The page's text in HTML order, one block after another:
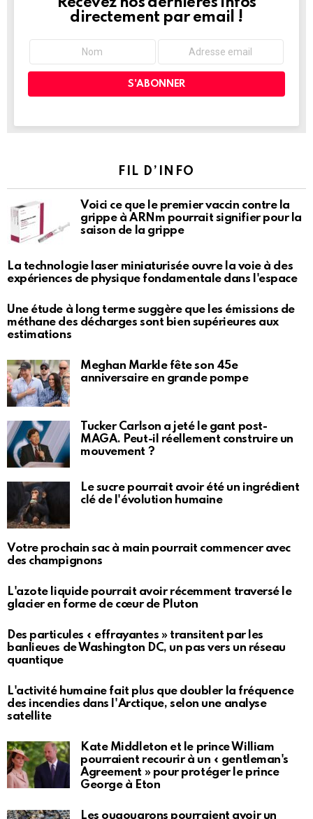
NEWSLETTER
directement par email !
FIL D’INFO
Voici ce que le premier vaccin contre la
grippe à ARNm pourrait signifier pour la
saison de la grippe
La technologie laser miniaturisée ouvre la voie à des
expériences de physique fondamentale dans l'espace
Une étude à long terme suggère que les émissions de
méthane des décharges sont bien supérieures aux
estimations
Meghan Markle fête son 45e
anniversaire en grande pompe
Tucker Carlson a jeté le gant post-
MAGA. Peut-il réellement construire un
mouvement ?
Le sucre pourrait avoir été un ingrédient
clé de l'évolution humaine
Votre prochain sac à main pourrait commencer avec
des champignons
L'azote liquide pourrait avoir récemment traversé le
glacier en forme de cœur de Pluton
Des particules « effrayantes » transitent par les
banlieues de Washington DC, un pas vers un réseau
quantique
L'activité humaine fait plus que doubler la fréquence
des incendies dans l'Arctique, selon une analyse
satellite
Kate Middleton et le prince William
pourraient recourir à un « gentleman's
Agreement » pour protéger le prince
George à Eton
Les ouaouarons pourraient avoir un